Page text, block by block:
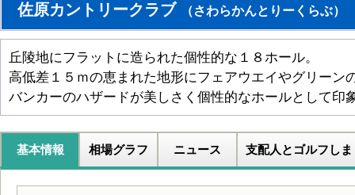
佐原カントリークラブ （さわらかんとりーくらぶ）
丘陵地にフラットに造られた個性的な１８ホール。
高低差１５ｍの恵まれた地形にフェアウエイやグリーン
バンカーのハザードが美しさく個性的なホールとして印
基本情報 相場グラフ ニュース 支配人とゴルフしま